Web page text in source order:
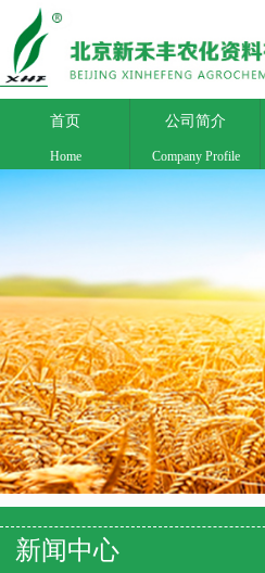
首页 公司简介
Home Company Profile
新闻中心